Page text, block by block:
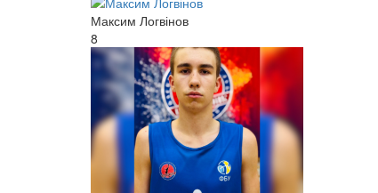
Максим Логвінов
8